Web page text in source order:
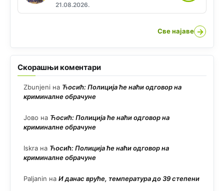
21.08.2026.
Све најаве →
Скорашњи коментари
Zbunjeni на Ћосић: Полиција ће наћи одговор на
криминалне обрачуне
Јово на Ћосић: Полиција ће наћи одговор на
криминалне обрачуне
Iskra на Ћосић: Полиција ће наћи одговор на
криминалне обрачуне
Paljanin на И данас вруће, температура до 39 степени